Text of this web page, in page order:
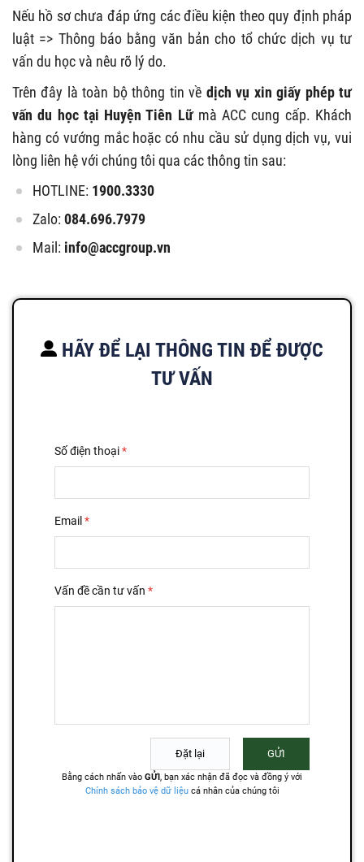
Nếu hồ sơ chưa đáp ứng các điều kiện theo quy định pháp
luật => Thông báo bằng văn bản cho tổ chức dịch vụ tư
vấn du học và nêu rõ lý do.
Trên đây là toàn bộ thông tin về dịch vụ xin giấy phép tư
vấn du học tại Huyện Tiên Lữ mà ACC cung cấp. Khách
hàng có vướng mắc hoặc có nhu cầu sử dụng dịch vụ, vui
lòng liên hệ với chúng tôi qua các thông tin sau:
HOTLINE: 1900.3330
Zalo:084.696.7979
Mail: info@accgroup.vn
HÃY ĐỂ LẠI THÔNG TIN ĐỂ ĐƯỢC
TƯ VẤN